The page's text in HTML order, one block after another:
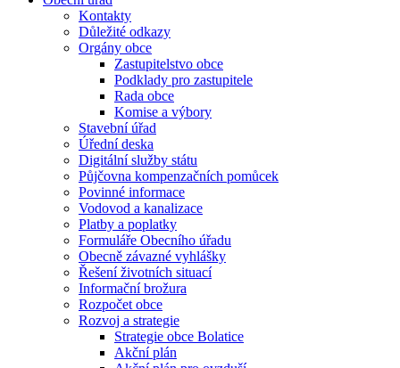
Kontakty
Důležité odkazy
Orgány obce
Zastupitelstvo obce
Podklady pro zastupitele
Rada obce
Komise a výbory
Stavební úřad
Úřední deska
Digitální služby státu
Půjčovna kompenzačních pomůcek
Povinné informace
Vodovod a kanalizace
Platby a poplatky
Formuláře Obecního úřadu
Obecně závazné vyhlášky
Řešení životních situací
Informační brožura
Rozpočet obce
Rozvoj a strategie
Strategie obce Bolatice
Akční plán